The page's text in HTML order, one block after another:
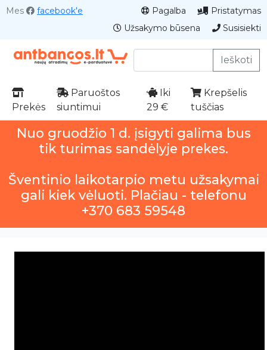
Mes facebook'e Pagalba
Pristatymas
Užsakymo būsena
Susisiekti
Ieškoti
Prekės
Paruoštos
siuntimui
Iki
29 €
Krepšelis
tuščias
Nuo gruodžio 1 d. įsigyti galima bus
tik turimas sandėlyje prekes.
Šventinio laikotarpio metu užsakymai
gali kiek vėluoti. Plačiau - telefonu
+370 683 59548